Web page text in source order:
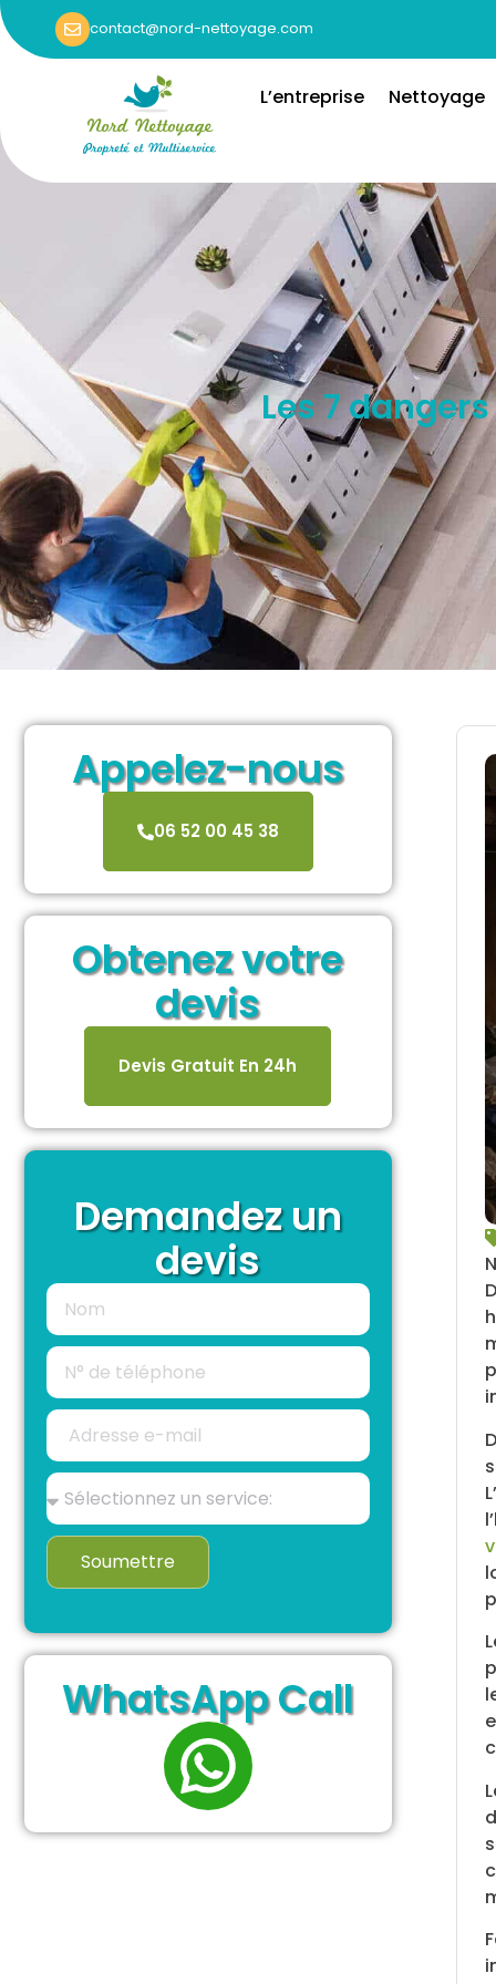
contact@nord-nettoyage.com
L’entreprise Nettoyage
Les 7
Appelez-nous
06 52 00 45 38
Obtenez votre
devis
Devis Gratuit En 24h
Demandez un
devis
Soumettre
WhatsApp Call